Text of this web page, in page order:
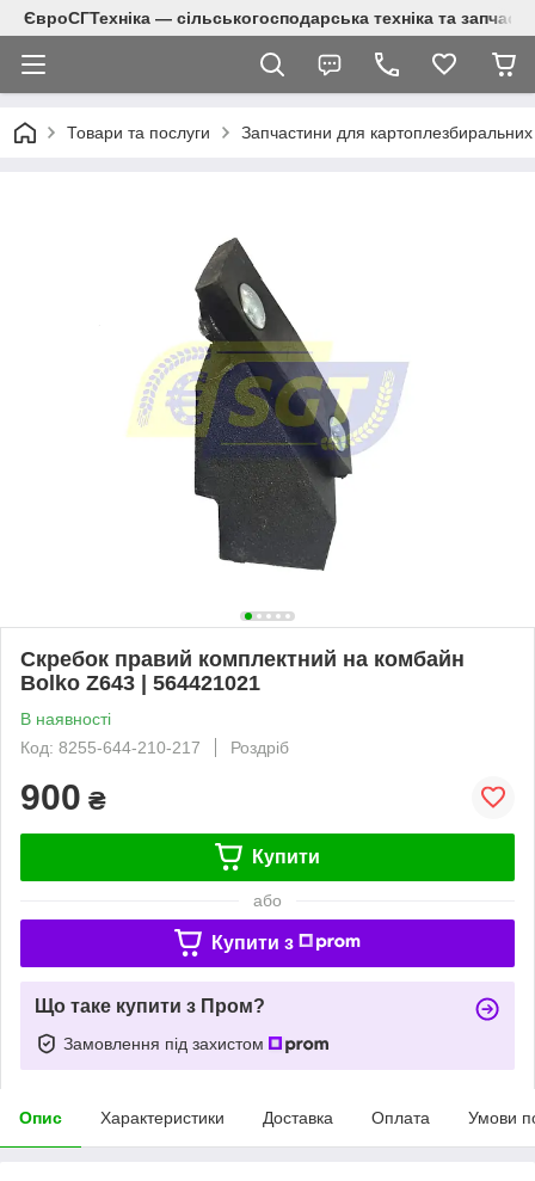
ЄвроСГТехніка — сільськогосподарська техніка та
Товари та послуги Запчастини для
Скребок правий комплектний на комбайн
Bolko Z643 | 564421021
В наявності
Код: 8255-644-210-217
Роздріб
900 ₴
Купити
або
Купити з
Що таке купити з Пром?
Замовлення під захистом
Опис Характеристики Доставка Оплата Умови